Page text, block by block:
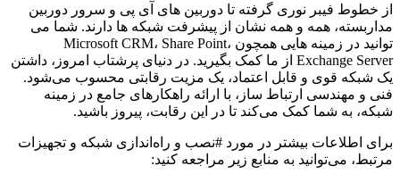
از خطوط فیبر نوری گرفته تا دوربین های آی پی و سرور دوربین
مداربسته، همه و همه نشان از پیشرفت شبکه ها دارند. شما می
توانید در زمینه هایی همچون Microsoft CRM، Share Point،
Exchange Server از ما کمک بگیرید. در دنیای پرشتاب امروز، داشتن
یک شبکه قوی و قابل اعتماد، یک مزیت رقابتی محسوب می‌شود.
فنی و مهندسی ارتباط ساز، با ارائه راهکارهای جامع در زمینه
شبکه، به شما کمک می‌کند تا در این رقابت، پیروز باشید.
برای اطلاعات بیشتر در مورد #نصب و راه‌اندازی شبکه و تجهیزات
مرتبط، می‌توانید به منابع زیر مراجعه کنید: